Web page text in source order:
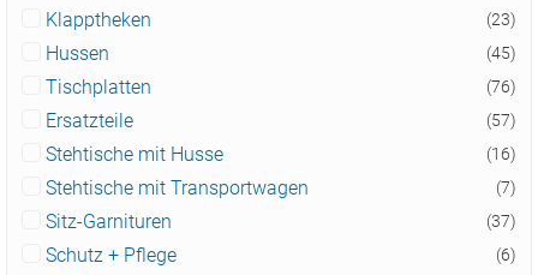
Klapptheken (23)
Hussen (45)
Tischplatten (76)
Ersatzteile (57)
Stehtische mit Husse (16)
Stehtische mit Transportwagen (7)
Sitz-Garnituren (37)
Schutz + Pflege (6)